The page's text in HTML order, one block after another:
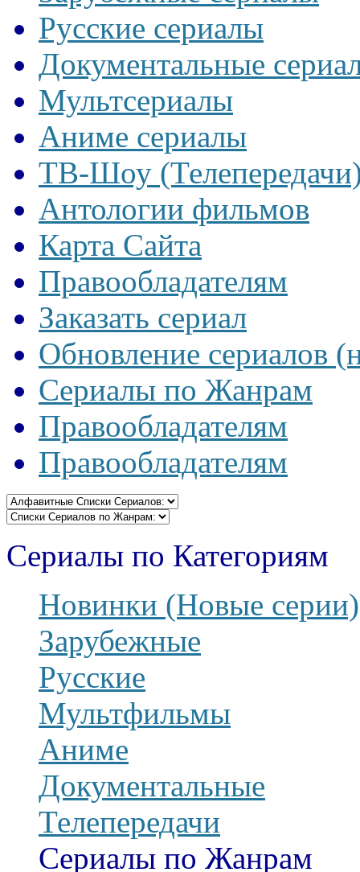
Русские сериалы
Документальные
Мультсериалы
Аниме сериалы
ТВ-Шоу
Антологии фильмов
Карта Сайта
Правообладателям
Заказать сериал
Обновление сериалов
Сериалы по Жанрам
Правообладателям
Правообладателям
Сериалы по Категориям
Новинки (Новые серии)
Зарубежные
Русские
Мультфильмы
Аниме
Документальные
Телепередачи
Сериалы по Жанрам